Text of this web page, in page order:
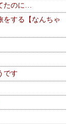
たのに…
をする【なんちゃ
です